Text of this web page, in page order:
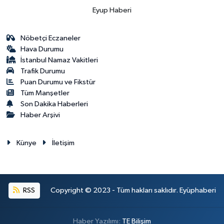
Eyup Haberi
Nöbetçi Eczaneler
Hava Durumu
İstanbul Namaz Vakitleri
Trafik Durumu
Puan Durumu ve Fikstür
Tüm Manşetler
Son Dakika Haberleri
Haber Arşivi
Künye İletişim
RSS Copyright © 2023 - Tüm hakları saklıdır. Eyüphaberi
Haber Yazılımı: TE Bilişim